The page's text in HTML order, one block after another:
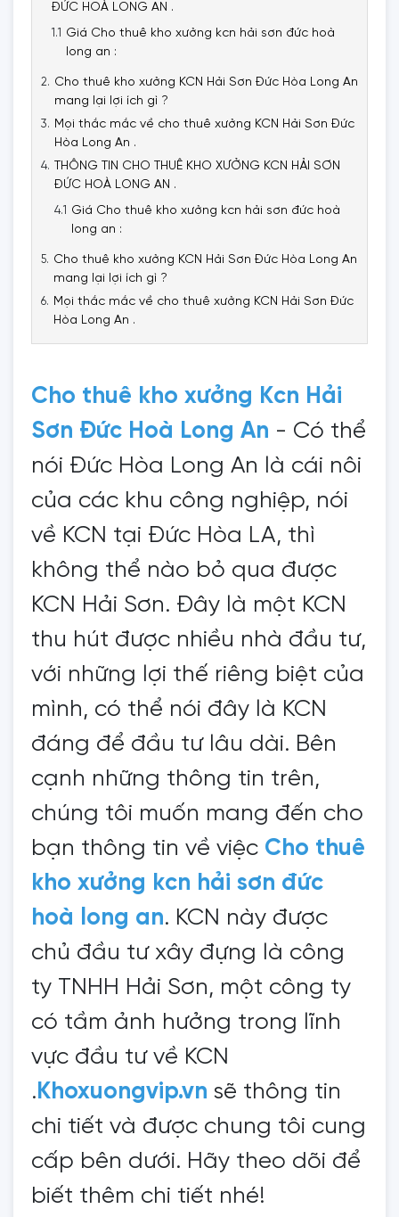
ĐỨC HOÀ LONG AN .
Giá Cho thuê kho xưởng kcn hải sơn đức hoà
long an :
Cho thuê kho xưởng KCN Hải Sơn Đức Hòa Long An
mang lại lợi ích gì ?
Mọi thắc mắc về cho thuê xưởng KCN Hải Sơn Đức
Hòa Long An .
THÔNG TIN CHO THUÊ KHO XƯỞNG KCN HẢI SƠN
ĐỨC HOÀ LONG AN .
Giá Cho thuê kho xưởng kcn hải sơn đức hoà
long an :
Cho thuê kho xưởng KCN Hải Sơn Đức Hòa Long An
mang lại lợi ích gì ?
Mọi thắc mắc về cho thuê xưởng KCN Hải Sơn Đức
Hòa Long An .
Cho thuê kho xưởng Kcn Hải
Sơn Đức Hoà Long An - Có thể
nói Đức Hòa Long An là cái nôi
của các khu công nghiệp, nói
về KCN tại Đức Hòa LA, thì
không thể nào bỏ qua được
KCN Hải Sơn. Đây là một KCN
thu hút được nhiều nhà đầu tư,
với những lợi thế riêng biệt của
mình, có thể nói đây là KCN
đáng để đầu tư lâu dài. Bên
cạnh những thông tin trên,
chúng tôi muốn mang đến cho
bạn thông tin về việc Cho thuê
kho xưởng kcn hải sơn đức
hoà long an. KCN này được
chủ đầu tư xây đựng là công
ty TNHH Hải Sơn, một công ty
có tầm ảnh hưởng trong lĩnh
vực đầu tư về KCN
.Khoxuongvip.vn sẽ thông tin
chi tiết và được chung tôi cung
cấp bên dưới. Hãy theo dõi để
biết thêm chi tiết nhé!